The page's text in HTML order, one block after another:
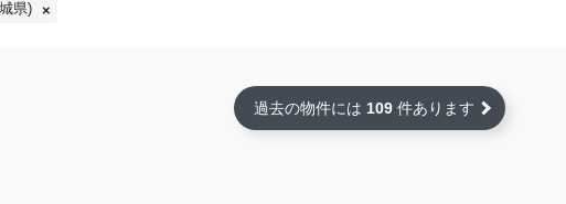
県)
過去の物件には 109 件あります